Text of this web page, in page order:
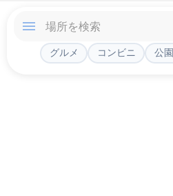
グルメ コンビニ 公園